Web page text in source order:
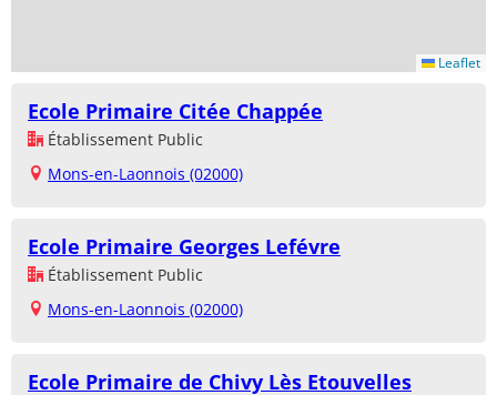
Leaflet
Ecole Primaire Citée Chappée
Établissement Public
Mons-en-Laonnois (02000)
Ecole Primaire Georges Lefévre
Établissement Public
Mons-en-Laonnois (02000)
Ecole Primaire de Chivy Lès Etouvelles